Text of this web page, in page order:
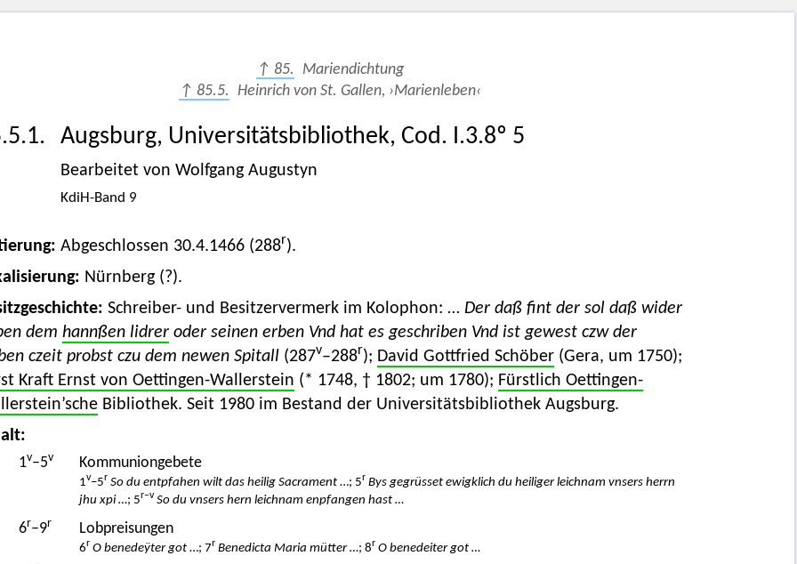
↑ 85. Mariendichtung
↑ 85.5. Heinrich von St. Gallen, ›Marienleben‹
Augsburg, Universitätsbibliothek, Cod. I.3.8º 5
Bearbeitet von Wolfgang Augustyn
KdiH-Band 9
Abgeschlossen 30.4.1466 (288r).
Nürnberg (?).
Schreiber- und Besitzervermerk im Kolophon: … Der daß fint der sol daß wider
dem hannßen lidreroder seinen erben Vnd hat es geschriben Vnd ist gewest czw der
czeit probst czu dem newen Spitall (287v–288r); David Gottfried Schöber(Gera, um 1750);
Kraft Ernst von Oettingen-Wallerstein (* 1748, † 1802; um 1780); Fürstlich Oettingen-
Bibliothek. Seit 1980 im Bestand der Universitätsbibliothek Augsburg.
1v–5v Kommuniongebete
1v–5r So du entpfahen wilt das heilig Sacrament…; 5r Bys gegrüsset ewigklich du heiliger leichnam vnsers herrn
jhu xpi …; 5r–v So du vnsers hern leichnam enpfangen hast …
6r–9r Lobpreisungen
6r O benedeÿter got…; 7r Benedicta Maria mütter …; 8r O benedeiter got …